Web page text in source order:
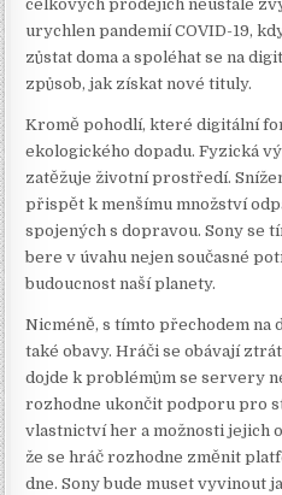
celkových prodejích neustále
urychlen pandemií COVID-19,
zůstat doma a spoléhat se na
způsob, jak získat nové tituly.
Kromě pohodlí, které digitální
ekologického dopadu. Fyzická
zatěžuje životní prostředí.
přispět k menšímu množství
spojených s dopravou. Sony se
bere v úvahu nejen současné
budoucnost naší planety.
Nicméně, s tímto přechodem
také obavy. Hráči se obávají
dojde k problémům se servery
rozhodne ukončit podporu pro
vlastnictví her a možnosti jejich
že se hráč rozhodne změnit
dne. Sony bude muset vyvinout